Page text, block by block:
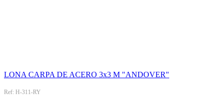
LONA CARPA DE ACERO 3x3 M "ANDOVER"
Ref: H-311-RY